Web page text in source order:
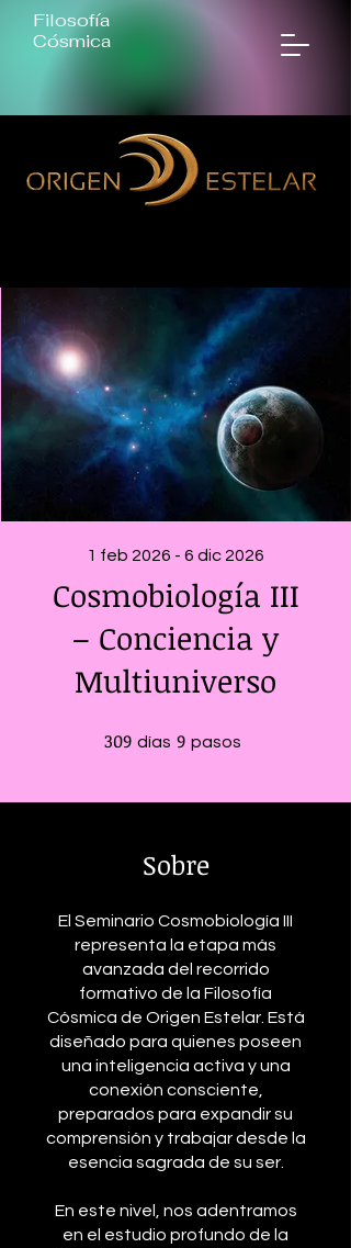
Filosofía
Cósmica
Cosmobiología III
– Conciencia y
Multiuniverso
1 feb 2026 - 6 dic 2026
309 días 309 días
9 pasos
Sobre
El Seminario Cosmobiología III
representa la etapa más
avanzada del recorrido
formativo de la Filosofía
Cósmica de Origen Estelar. Está
diseñado para quienes poseen
una inteligencia activa y una
conexión consciente,
preparados para expandir su
comprensión y trabajar desde la
esencia sagrada de su ser.
En este nivel, nos adentramos
en el estudio profundo de la